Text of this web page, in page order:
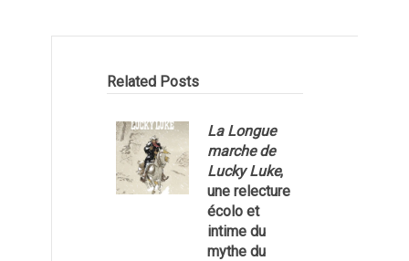
Related Posts
La Longue
marche de
Lucky Luke,
une relecture
écolo et
intime du
mythe du